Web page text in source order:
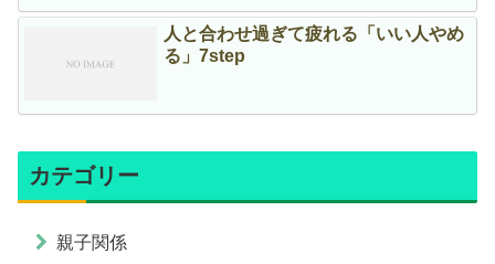
人と合わせ過ぎて疲れる「いい人やめ
る」7step
カテゴリー
親子関係